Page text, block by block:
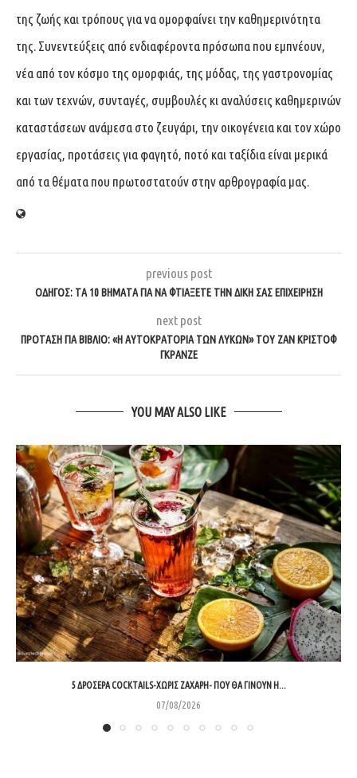
της ζωής και τρόπους για να ομορφαίνει την καθημερινότητα
της. Συνεντεύξεις από ενδιαφέροντα πρόσωπα που εμπνέουν,
νέα από τον κόσμο της ομορφιάς, της μόδας, της γαστρονομίας
και των τεχνών, συνταγές, συμβουλές κι αναλύσεις καθημερινών
καταστάσεων ανάμεσα στο ζευγάρι, την οικογένεια και τον χώρο
εργασίας, προτάσεις για φαγητό, ποτό και ταξίδια είναι μερικά
από τα θέματα που πρωτοστατούν στην αρθρογραφία μας.
previous post
ΟΔΗΓΌΣ: ΤΑ 10 ΒΉΜΑΤΑ ΓΙΑ ΝΑ ΦΤΙΆΞΕΤΕ ΤΗΝ ΔΙΚΉ ΣΑΣ ΕΠΙΧΕΊΡΗΣΗ
next post
ΠΡΌΤΑΣΗ ΓΙΑ ΒΙΒΛΊΟ: «Η ΑΥΤΟΚΡΑΤΟΡΊΑ ΤΩΝ ΛΎΚΩΝ» ΤΟΥ ΖΑΝ ΚΡΙΣΤΌΦ
ΓΚΡΑΝΖΈ
YOU MAY ALSO LIKE
5 ΔΡΟΣΕΡΆ COCKTAILS-ΧΩΡΊΣ ΖΆΧΑΡΗ- ΠΟΥ ΘΑ ΓΊΝΟΥΝ Η...
07/08/2026